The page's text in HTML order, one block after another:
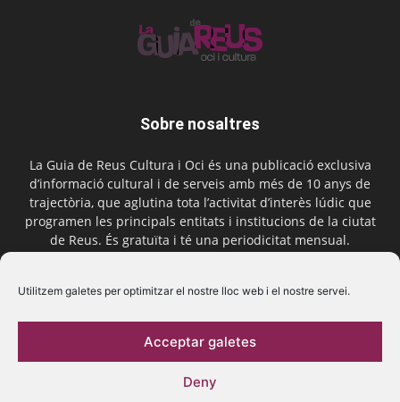
Utilitzem galetes per optimitzar el nostre lloc web i el nostre servei.
Acceptar galetes
Deny
Sobre nosaltres
La Guia de Reus Cultura i Oci és una publicació exclusiva
d’informació cultural i de serveis amb més de 10 anys de
trajectòria, que aglutina tota l’activitat d’interès lúdic que
programen les principals entitats i institucions de la ciutat
de Reus. És gratuïta i té una periodicitat mensual.
Segueix-nos